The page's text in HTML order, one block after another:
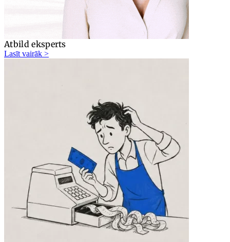
Atbild eksperts
Lasīt vairāk >